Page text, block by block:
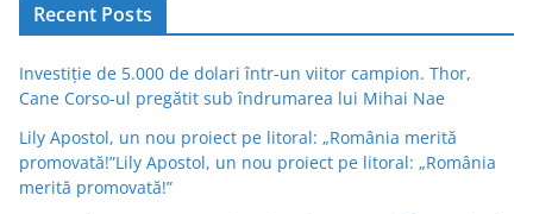
Recent Posts
Investiție de 5.000 de dolari într-un viitor campion. Thor,
Cane Corso-ul pregătit sub îndrumarea lui Mihai Nae
Lily Apostol, un nou proiect pe litoral: „România merită
promovată!”Lily Apostol, un nou proiect pe litoral: „România
merită promovată!”